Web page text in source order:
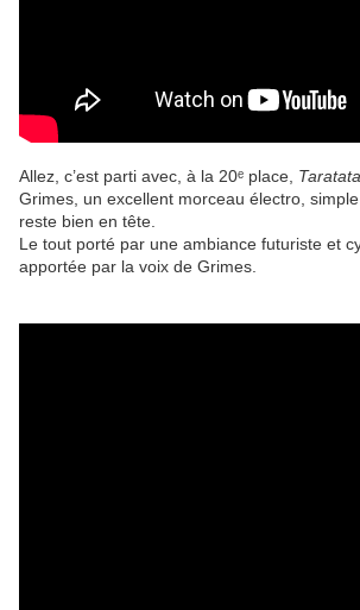
Allez, c’est parti avec, à la 20ᵉ place, Taratata
Grimes, un excellent morceau électro,
reste bien en tête.
Le tout porté par une ambiance futuriste et
apportée par la voix de Grimes.